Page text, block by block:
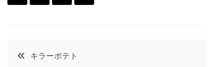
e
投
キラーポテト